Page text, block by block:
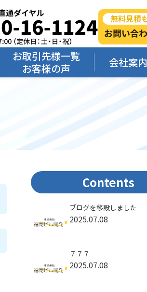
お取引先様一覧
お客様の声
会社案内
Contents
ブログを移設しました
2025.07.08
７７７
2025.07.08